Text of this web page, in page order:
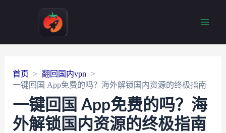
首页
翻回国内vpn
一键回国 App免费的吗？海外解锁国内资源的终极指南
一键回国 App免费的吗？海
外解锁国内资源的终极指南